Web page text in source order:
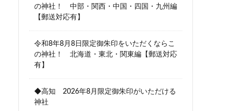
の神社！ 中部・関西・中国・四国・九州編
【郵送対応有】
令和8年8月8日限定御朱印をいただくならこ
の神社！ 北海道・東北・関東編【郵送対応
有】
◆高知 2026年8月限定御朱印がいただける
神社